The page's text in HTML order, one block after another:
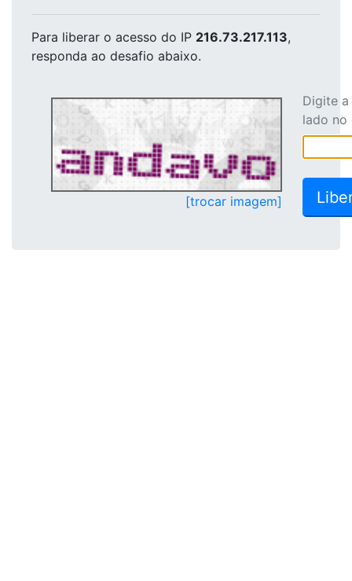
Para liberar o acesso do IP 216.73.217.113,
responda ao desafio abaixo.
[trocar imagem]
Digite
lado no